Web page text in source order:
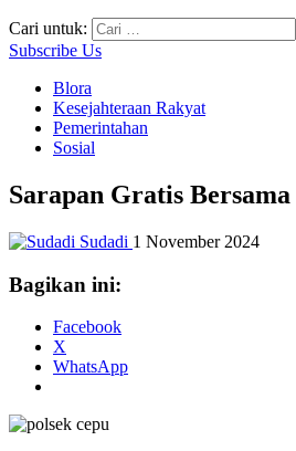
Cari untuk:
Subscribe Us
Blora
Kesejahteraan Rakyat
Pemerintahan
Sosial
Sarapan Gratis
Sudadi 1 November 2024
Bagikan ini:
Facebook
X
WhatsApp